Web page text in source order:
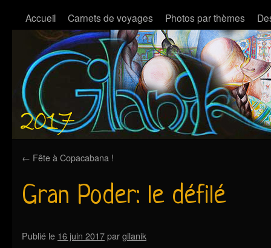
Accueil Carnets de voyages Photos par thèmes
← Fête à Copacabana !
Gran Poder: le défilé
Publié le 16 juin 2017pargilanik